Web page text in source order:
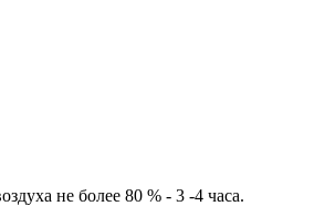
не более 80 % - 3 -4 часа.